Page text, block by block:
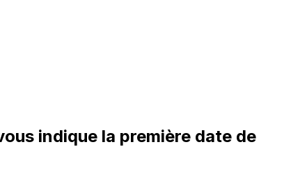
indique la première date de